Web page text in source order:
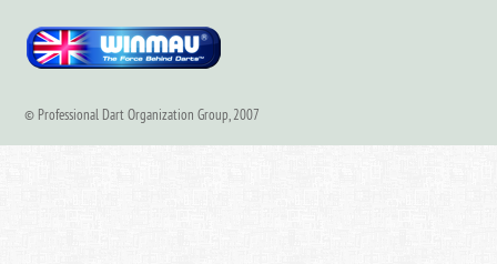
© Professional Dart Organization Group, 2007